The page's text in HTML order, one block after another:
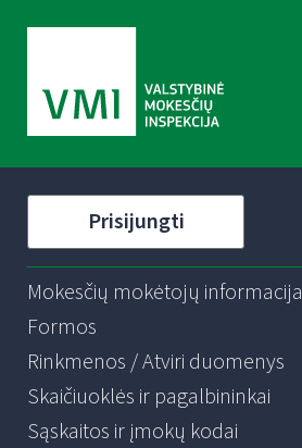
Prisijungti
Mokesčių mokėtojų informacija
Formos
Rinkmenos / Atviri duomenys
Skaičiuoklės ir pagalbininkai
Sąskaitos ir įmokų kodai